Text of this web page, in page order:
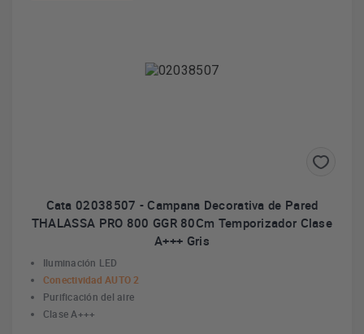
Cata 02038507 - Campana Decorativa de Pared
THALASSA PRO 800 GGR 80Cm Temporizador Clase
A+++ Gris
Iluminación LED
Conectividad AUTO 2
Purificación del aire
Clase A+++